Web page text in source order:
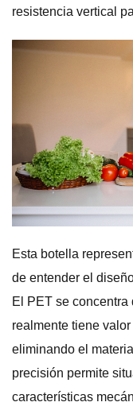
resistencia vertical
Esta botella
de entender el
El PET se
realmente tiene
eliminando el
precisión permite
características